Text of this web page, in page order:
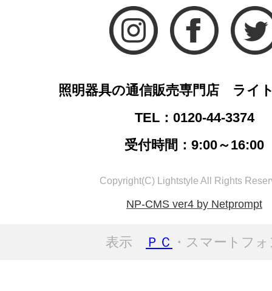
照明器具の通信販売専門店 ライ
TEL：0120-44-3374
受付時間：9:00～16:00
Copyright(C) Lightstyle All Rights
NP-CMS ver4 by Netprompt
表示 ＰＣ ・スマートフ